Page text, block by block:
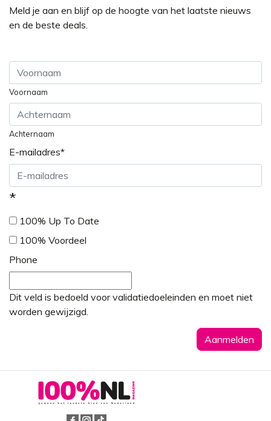
Meld je aan en blijf op de hoogte van het laatste nieuws
en de beste deals.
Voornaam
Achternaam
E-mailadres*
*
100% Up To Date
100% Voordeel
Phone
Dit veld is bedoeld voor validatiedoeleinden en moet niet
worden gewijzigd.